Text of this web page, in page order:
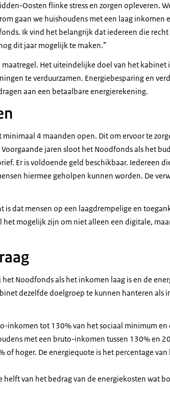
Oosten flinke stress en zorgen opleveren.
gaan we huishoudens met een laag inkomen
Ik vind het belangrijk dat iedereen die
dit jaar mogelijk te maken.”
Het uiteindelijke doel van het kabinet
te verduurzamen. Energiebesparing en
aan een betaalbare energierekening.
minimaal 4 maanden open. Dit om ervoor te
jaren sloot het Noodfonds als het
Er is voldoende geld beschikbaar. Iedereen
hiermee geholpen kunnen worden. De
is dat mensen op een laagdrempelige en
het mogelijk zijn om niet alleen een digitale,
Noodfonds als het inkomen laag is en de
dezelfde doelgroep te kunnen hanteren als
inkomen tot 130% van het sociaal minimum en
met een bruto-inkomen tussen 130% en
of hoger. De energiequote is het percentage
van het bedrag van de energiekosten wat